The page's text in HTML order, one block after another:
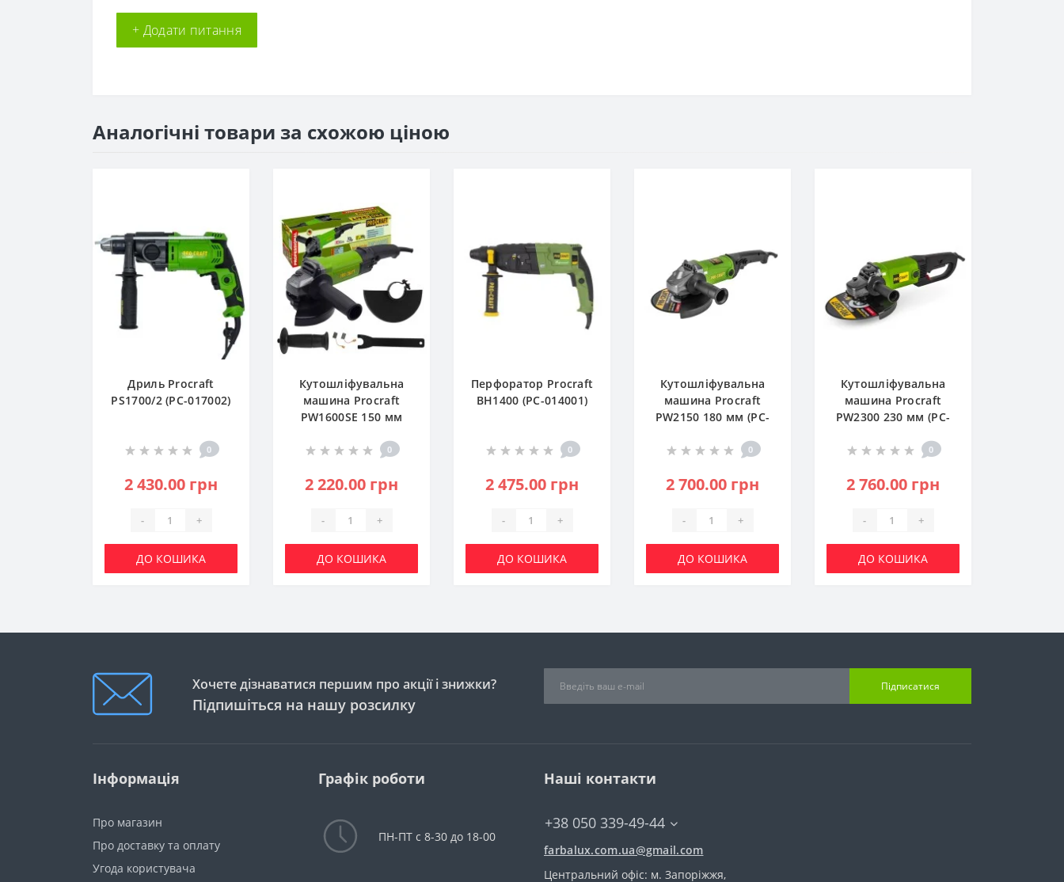
+ Додати питання
Аналогічні товари за схожою ціною
Дриль Procraft
PS1700/2 (PC-017002)
0
2 430.00 грн
- +
ДО КОШИКА
Кутошліфувальна
машина Procraft
PW1600SE 150 мм
0
2 220.00 грн
- +
ДО КОШИКА
Перфоратор Procraft
BH1400 (PC-014001)
0
2 475.00 грн
- +
ДО КОШИКА
Кутошліфувальна
машина Procraft
PW2150 180 мм (PC-
0
2 700.00 грн
- +
ДО КОШИКА
Кутошліфувальна
машина Procraft
PW2300 230 мм (PC-
0
2 760.00 грн
- +
ДО КОШИКА
Хочете дізнаватися першим про акції і знижки?
Підпишіться на нашу розсилку
Підписатися
Інформація
Про магазин
Про доставку та оплату
Угода користувача
Графік роботи
ПН-ПТ с 8-30 до 18-00
Наші контакти
+38 050 339-49-44
farbalux.com.ua@gmail.com
Центральний офіс: м. Запоріжжя,